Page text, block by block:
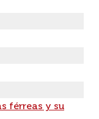
férreas y su